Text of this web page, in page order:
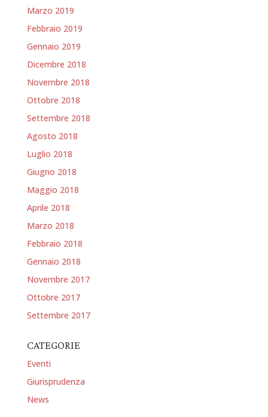
Marzo 2019
Febbraio 2019
Gennaio 2019
Dicembre 2018
Novembre 2018
Ottobre 2018
Settembre 2018
Agosto 2018
Luglio 2018
Giugno 2018
Maggio 2018
Aprile 2018
Marzo 2018
Febbraio 2018
Gennaio 2018
Novembre 2017
Ottobre 2017
Settembre 2017
CATEGORIE
Eventi
Giurisprudenza
News